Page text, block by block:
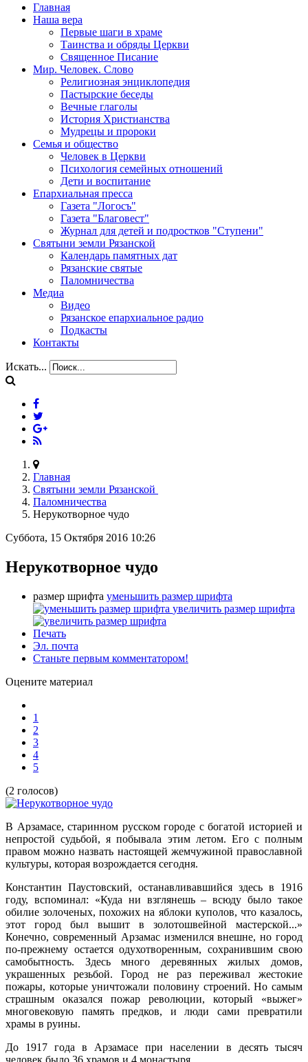
Главная
Наша вера
Первые шаги в храме
Таинства и обряды Церкви
Священное Писание
Мир. Человек. Слово
Религиозная энциклопедия
Пастырские беседы
Вечные глаголы
История Христианства
Мудрецы и пророки
Семья и общество
Человек в Церкви
Психология семейных отношений
Дети и воспитание
Епархиальная пресса
Газета "Логосъ"
Газета "Благовест"
Журнал для детей и подростков "Ступени"
Святыни земли Рязанской
Календарь памятных дат
Рязанские святые
Паломничества
Медиа
Видео
Рязанское епархиальное радио
Подкасты
Контакты
Искать...
Главная
Святыни земли Рязанской
Паломничества
Нерукотворное чудо
Суббота, 15 Октября 2016 10:26
Нерукотворное чудо
размер шрифта уменьшить размер шрифта
увеличить размер шрифта
Печать
Эл. почта
Станьте первым комментатором!
Оцените материал
1
2
3
4
5
(2 голосов)
В Арзамасе, старинном русском городе с богатой историей и
непростой судьбой, я побывала этим летом. Его с полным
правом можно назвать настоящей жемчужиной православной
культуры, которая возрождается сегодня.
Константин Паустовский, останавливавшийся здесь в 1916
году, вспоминал: «Куда ни взглянешь – всюду было такое
обилие золоченых, похожих на яблоки куполов, что казалось,
этот город был вышит в золотошвейной мастерской...»
Конечно, современный Арзамас изменился внешне, но город
по-прежнему остается одухотворенным, сохранившим свою
самобытность. Здесь много деревянных жилых домов,
украшенных резьбой. Город не раз переживал жестокие
пожары, которые уничтожали половину строений. Но самым
страшным оказался пожар революции, который «выжег»
многовековую память предков, и люди сами превратили
храмы в руины.
До 1917 года в Арзамасе при населении в десять тысяч
человек было 36 храмов и 4 монастыря.